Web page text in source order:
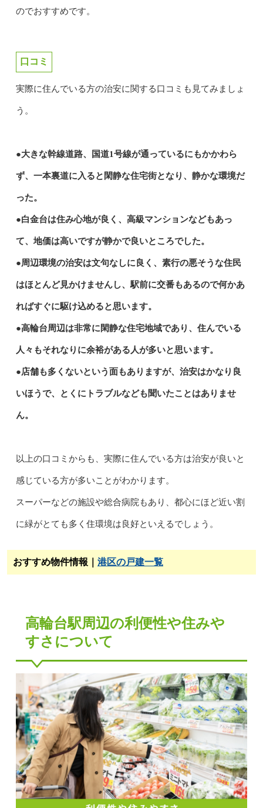
のでおすすめです。
口コミ
実際に住んでいる方の治安に関する口コミも見てみましょ
う。
●大きな幹線道路、国道1号線が通っているにもかかわら
ず、一本裏道に入ると閑静な住宅街となり、静かな環境だ
った。
●白金台は住み心地が良く、高級マンションなどもあっ
て、地価は高いですが静かで良いところでした。
●周辺環境の治安は文句なしに良く、素行の悪そうな住民
はほとんど見かけませんし、駅前に交番もあるので何かあ
ればすぐに駆け込めると思います。
●高輪台周辺は非常に閑静な住宅地域であり、住んでいる
人々もそれなりに余裕がある人が多いと思います。
●店舗も多くないという面もありますが、治安はかなり良
いほうで、とくにトラブルなども聞いたことはありませ
ん。
以上の口コミからも、実際に住んでいる方は治安が良いと
感じている方が多いことがわかります。
スーパーなどの施設や総合病院もあり、都心にほど近い割
に緑がとても多く住環境は良好といえるでしょう。
おすすめ物件情報｜ 港区の戸建一覧
高輪台駅周辺の利便性や住みや
すさについて